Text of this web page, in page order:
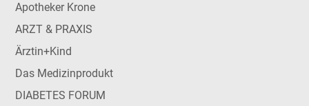
Apotheker Krone
ARZT & PRAXIS
Ärztin+Kind
Das Medizinprodukt
DIABETES FORUM